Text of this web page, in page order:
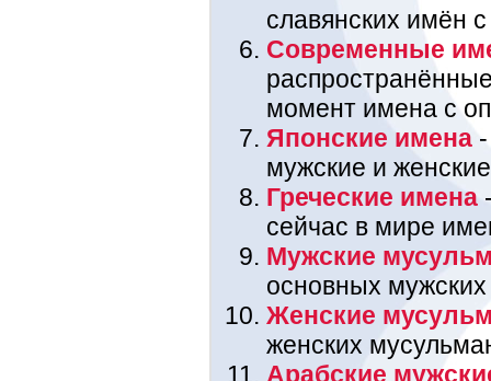
славянских имён
Современные
момент имена с
Японские имена
мужские и
Греческие имена
сейчас в мире
Мужские
основных
Женские
женских
Арабские